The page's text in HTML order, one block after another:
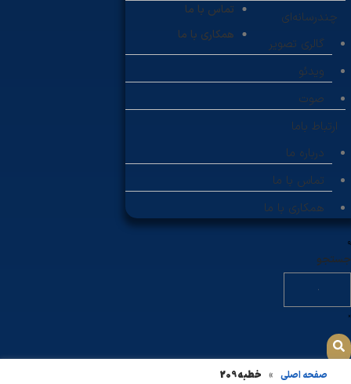
تماس با ما
همکاری با ما
چندرسانه‌ای
گالری تصویر
ویدئو
صوت
ارتباط باما
درباره ما
تماس با ما
همکاری با ما
جستجو
صفحه اصلی » خطبه 209